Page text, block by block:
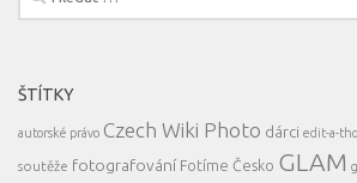
ŠTÍTKY
autorské právo Czech Wiki Photo dárci edit-a-
soutěže fotografování Fotíme Česko GLAM